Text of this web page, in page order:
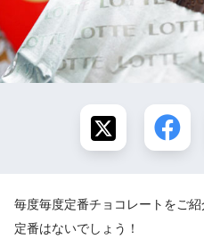
毎度毎度定番チョコレートをご
定番はないでしょう！